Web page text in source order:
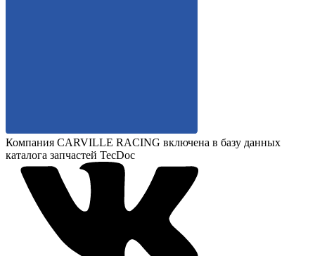
Компания CARVILLE RACING включена в базу данных
каталога запчастей TecDoc